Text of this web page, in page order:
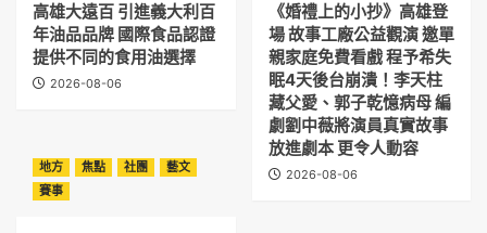
高雄大遠百 引進義大利百
年油品品牌 國際食品認證
提供不同的食用油選擇
2026-08-06
《婚禮上的小抄》高雄登
場 故事工廠公益觀演 邀單
親家庭免費看戲 程予希失
眠4天後台崩潰！李天柱
藏父愛、郭子乾憶病母 編
劇劉中薇將演員真實故事
放進劇本 更令人動容
2026-08-06
地方 焦點 社團
藝文
賽事